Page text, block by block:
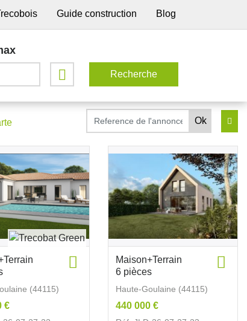
Guide construction Blog
(44115)
€
Maison+Terrain
6 pièces
Haute-Goulaine (44115)
440 000 €